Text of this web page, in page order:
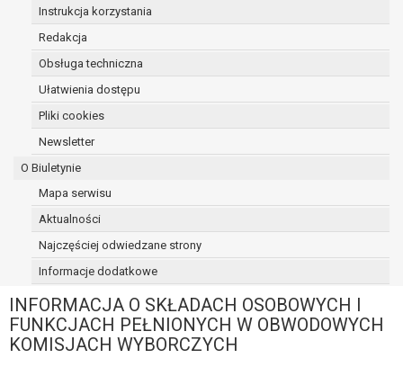
Instrukcja korzystania
Redakcja
Obsługa techniczna
Ułatwienia dostępu
Pliki cookies
Newsletter
O Biuletynie
Mapa serwisu
Aktualności
Najczęściej odwiedzane strony
Informacje dodatkowe
INFORMACJA O SKŁADACH OSOBOWYCH I
FUNKCJACH PEŁNIONYCH W OBWODOWYCH
KOMISJACH WYBORCZYCH
której dane dotyczą, potrzebuje ich do
ustalenia, obrony lub dochodzenia
roszczeń,
osoba, której dane dotyczą, wniosła
sprzeciw wobec przetwarzania
danych - do czasu ustalenia czy
prawnie uzasadnione podstawy po
podstawie art. 20 RODO, w przypadku gdy
przetwarzanie danych odbywa się na
której dane dotyczą lub na podstawie
zgody wyrażonej przez tą osobę,
przetwarzanie odbywa się w sposób
zautomatyzowany;